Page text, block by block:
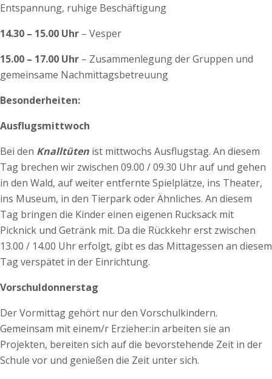
Entspannung, ruhige Beschäftigung
14.30 – 15.00 Uhr – Vesper
15.00 – 17.00 Uhr – Zusammenlegung der Gruppen und
gemeinsame Nachmittagsbetreuung
Besonderheiten:
Ausflugsmittwoch
Bei den Knalltüten ist mittwochs Ausflugstag. An diesem
Tag brechen wir zwischen 09.00 / 09.30 Uhr auf und gehen
in den Wald, auf weiter entfernte Spielplätze, ins Theater,
ins Museum, in den Tierpark oder Ähnliches. An diesem
Tag bringen die Kinder einen eigenen Rucksack mit
Picknick und Getränk mit. Da die Rückkehr erst zwischen
13.00 / 14.00 Uhr erfolgt, gibt es das Mittagessen an diesem
Tag verspätet in der Einrichtung.
Vorschuldonnerstag
Der Vormittag gehört nur den Vorschulkindern.
Gemeinsam mit einem/r Erzieher:in arbeiten sie an
Projekten, bereiten sich auf die bevorstehende Zeit in der
Schule vor und genießen die Zeit unter sich.